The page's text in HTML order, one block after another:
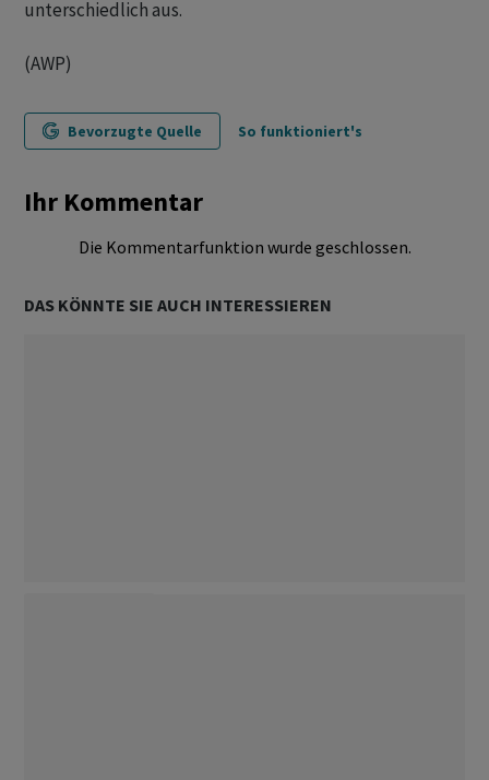
unterschiedlich aus.
(AWP)
Bevorzugte Quelle So funktioniert's
Ihr Kommentar
Die Kommentarfunktion wurde geschlossen.
DAS KÖNNTE SIE AUCH INTERESSIEREN